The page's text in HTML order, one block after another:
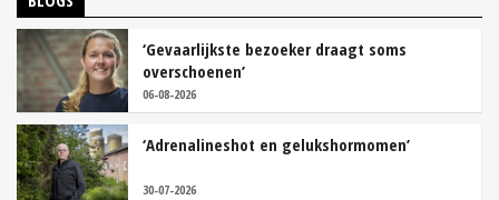
‘Gevaarlijkste bezoeker draagt soms
overschoenen’
06-08-2026
‘Adrenalineshot en gelukshormomen’
30-07-2026